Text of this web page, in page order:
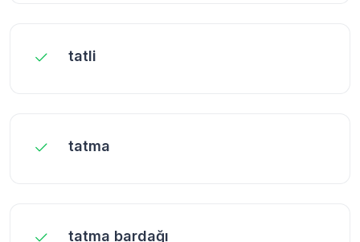
tatli
tatma
tatma bardağı